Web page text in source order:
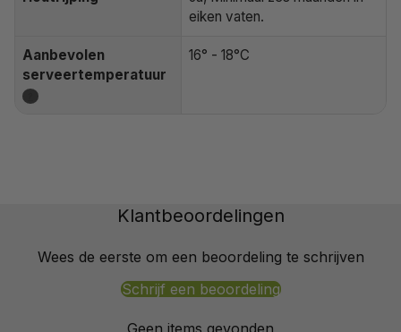
eiken vaten.
Aanbevolen
serveertemperatuur
16° - 18°C
Klantbeoordelingen
Wees de eerste om een beoordeling te schrijven
Schrijf een beoordeling
Geen items gevonden